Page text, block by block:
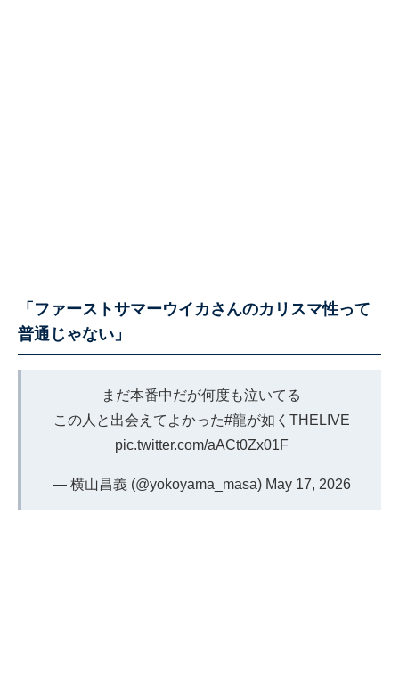
「ファーストサマーウイカさんのカリスマ性って
普通じゃない」
まだ本番中だが何度も泣いてる
この人と出会えてよかった#龍が如くTHELIVE
pic.twitter.com/aACt0Zx01F
— 横山昌義 (@yokoyama_masa) May 17, 2026